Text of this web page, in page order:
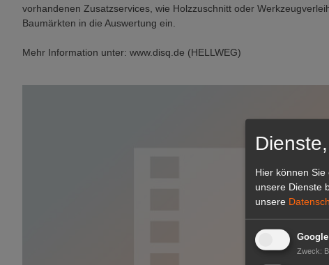
vorhandenen Zusatzservices, wie Holzzuschnitt oder
Baumärkten in die Auswertung ein.
Mehr Information unter: www.disq.de (HELLWEG)
Hier können
unsere Dienste
unsere
Zweck: